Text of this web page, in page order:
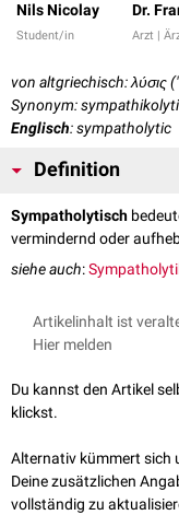
Nils Nicolay
Student/in
Dr.
Arzt |
von altgriechisch: λύσις
Synonym:
Englisch: sympatholytic
Definition
Sympatholytisch
vermindernd oder
siehe auch:
Artikelinhalt ist
Hier melden
Du kannst den Artikel
klickst.
Alternativ kümmert sich
Deine zusätzlichen
vollständig zu